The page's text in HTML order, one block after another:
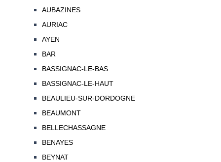
AUBAZINES
AURIAC
AYEN
BAR
BASSIGNAC-LE-BAS
BASSIGNAC-LE-HAUT
BEAULIEU-SUR-DORDOGNE
BEAUMONT
BELLECHASSAGNE
BENAYES
BEYNAT